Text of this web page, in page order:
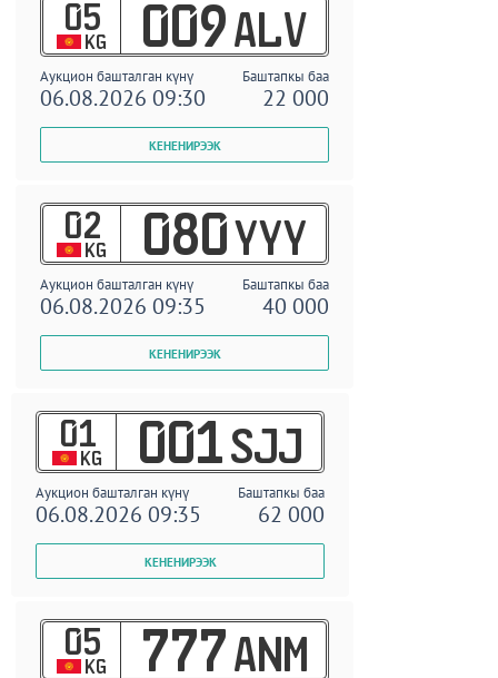
05
KG 009 ALV
Аукцион башталган күнү Баштапкы баа
06.08.2026 09:30 22 000
02
KG 080 YYY
Аукцион башталган күнү Баштапкы баа
06.08.2026 09:35 40 000
01
KG 001 SJJ
Аукцион башталган күнү Баштапкы баа
06.08.2026 09:35 62 000
05
KG 777 ANM